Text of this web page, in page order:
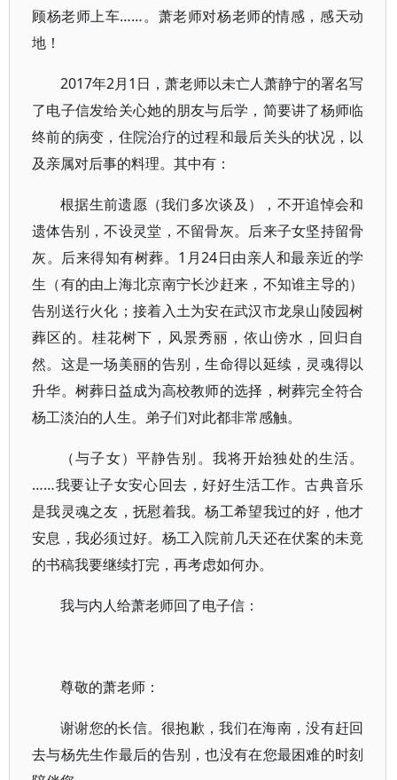
顾杨老师上车……。萧老师对杨老师的情感，感天动
地！
2017年2月1日，萧老师以未亡人萧静宁的署名写
了电子信发给关心她的朋友与后学，简要讲了杨师临
终前的病变，住院治疗的过程和最后关头的状况，以
及亲属对后事的料理。其中有：
根据生前遗愿（我们多次谈及），不开追悼会和
遗体告别，不设灵堂，不留骨灰。后来子女坚持留骨
灰。后来得知有树葬。1月24日由亲人和最亲近的学
生（有的由上海北京南宁长沙赶来，不知谁主导的）
告别送行火化；接着入土为安在武汉市龙泉山陵园树
葬区的。桂花树下，风景秀丽，依山傍水，回归自
然。这是一场美丽的告别，生命得以延续，灵魂得以
升华。树葬日益成为高校教师的选择，树葬完全符合
杨工淡泊的人生。弟子们对此都非常感触。
（与子女）平静告别。我将开始独处的生活。
……我要让子女安心回去，好好生活工作。古典音乐
是我灵魂之友，抚慰着我。杨工希望我过的好，他才
安息，我必须过好。杨工入院前几天还在伏案的未竟
的书稿我要继续打完，再考虑如何办。
我与内人给萧老师回了电子信：
尊敬的萧老师：
谢谢您的长信。很抱歉，我们在海南，没有赶回
去与杨先生作最后的告别，也没有在您最困难的时刻